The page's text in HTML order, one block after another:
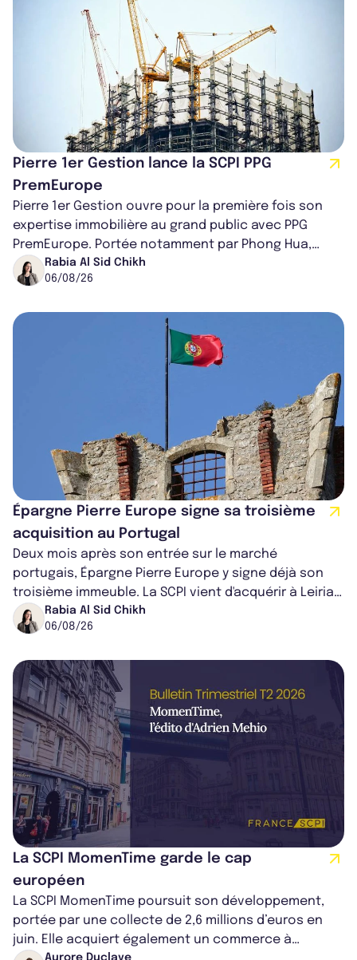
Pierre 1er Gestion lance la SCPI PPG
PremEurope
Pierre 1er Gestion ouvre pour la première fois son
expertise immobilière au grand public avec PPG
PremEurope. Portée notamment par Phong Hua,
ancien directeur des investissements d...
Rabia Al Sid Chikh
06/08/26
Épargne Pierre Europe signe sa troisième
acquisition au Portugal
Deux mois après son entrée sur le marché
portugais, Épargne Pierre Europe y signe déjà son
troisième immeuble. La SCPI vient d'acquérir à Leiria,
dans le centre du pays, un établis...
Rabia Al Sid Chikh
06/08/26
La SCPI MomenTime garde le cap
européen
La SCPI MomenTime poursuit son développement,
portée par une collecte de 2,6 millions d’euros en
juin. Elle acquiert également un commerce à
Aurore Duclaye